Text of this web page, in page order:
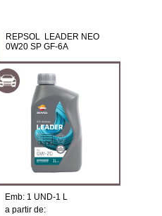
REPSOL LEADER NEO
0W20 SP GF-6A
Emb: 1 UND-1 L
a partir de: